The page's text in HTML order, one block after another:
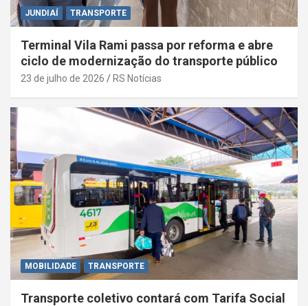
JUNDIAÍ TRANSPORTE
Terminal Vila Rami passa por reforma e abre
ciclo de modernização do transporte público
23 de julho de 2026 RS Notícias
MOBILIDADE TRANSPORTE
Transporte coletivo contará com Tarifa Social